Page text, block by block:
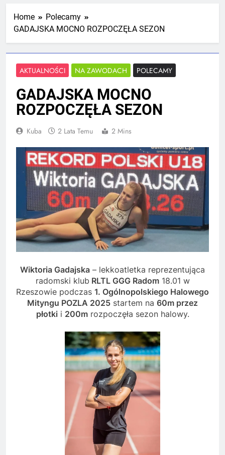
2 Tygodnie Temu
Krakowie
4 Tygodnie Temu
Home
Polecamy
GADAJSKA MOCNO ROZPOCZĘŁA SEZON
AKTUALNOŚCI NA ZAWODACH POLECAMY
GADAJSKA MOCNO
ROZPOCZĘŁA SEZON
Kuba 2 Lata Temu 2 Mins
Wiktoria Gadajska – lekkoatletka reprezentująca
radomski klub RLTL GGG Radom18.01 w
Rzeszowie podczas 1. Ogólnopolskiego Halowego
Mityngu POZLA 2025 startem na 60m przez
płotkii 200mrozpoczęła sezon halowy.